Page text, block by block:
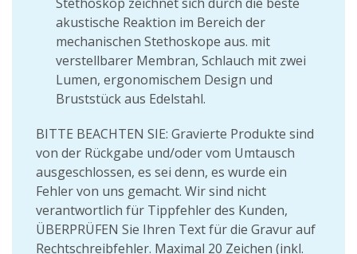
akustische Reaktion im Bereich der
mechanischen Stethoskope aus. mit
verstellbarer Membran, Schlauch mit zwei
Lumen, ergonomischem Design und
Bruststück aus Edelstahl.
BITTE BEACHTEN SIE: Gravierte Produkte sind
von der Rückgabe und/oder vom Umtausch
ausgeschlossen, es sei denn, es wurde ein
Fehler von uns gemacht. Wir sind nicht
verantwortlich für Tippfehler des Kunden,
ÜBERPRÜFEN Sie Ihren Text für die Gravur auf
Rechtschreibfehler. Maximal 20 Zeichen (inkl.